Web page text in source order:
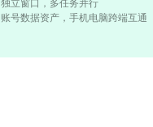
独立窗口，多任务并行
账号数据资产，手机电脑跨端互通